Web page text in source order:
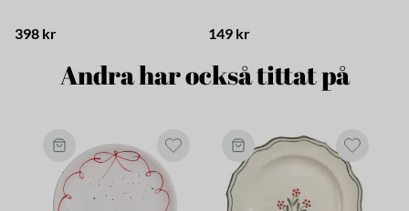
398 kr 149 kr
Andra har också tittat på